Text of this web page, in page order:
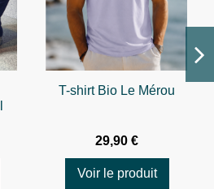
T-shirt Bio Le Mérou
29,90 €
Voir le produit